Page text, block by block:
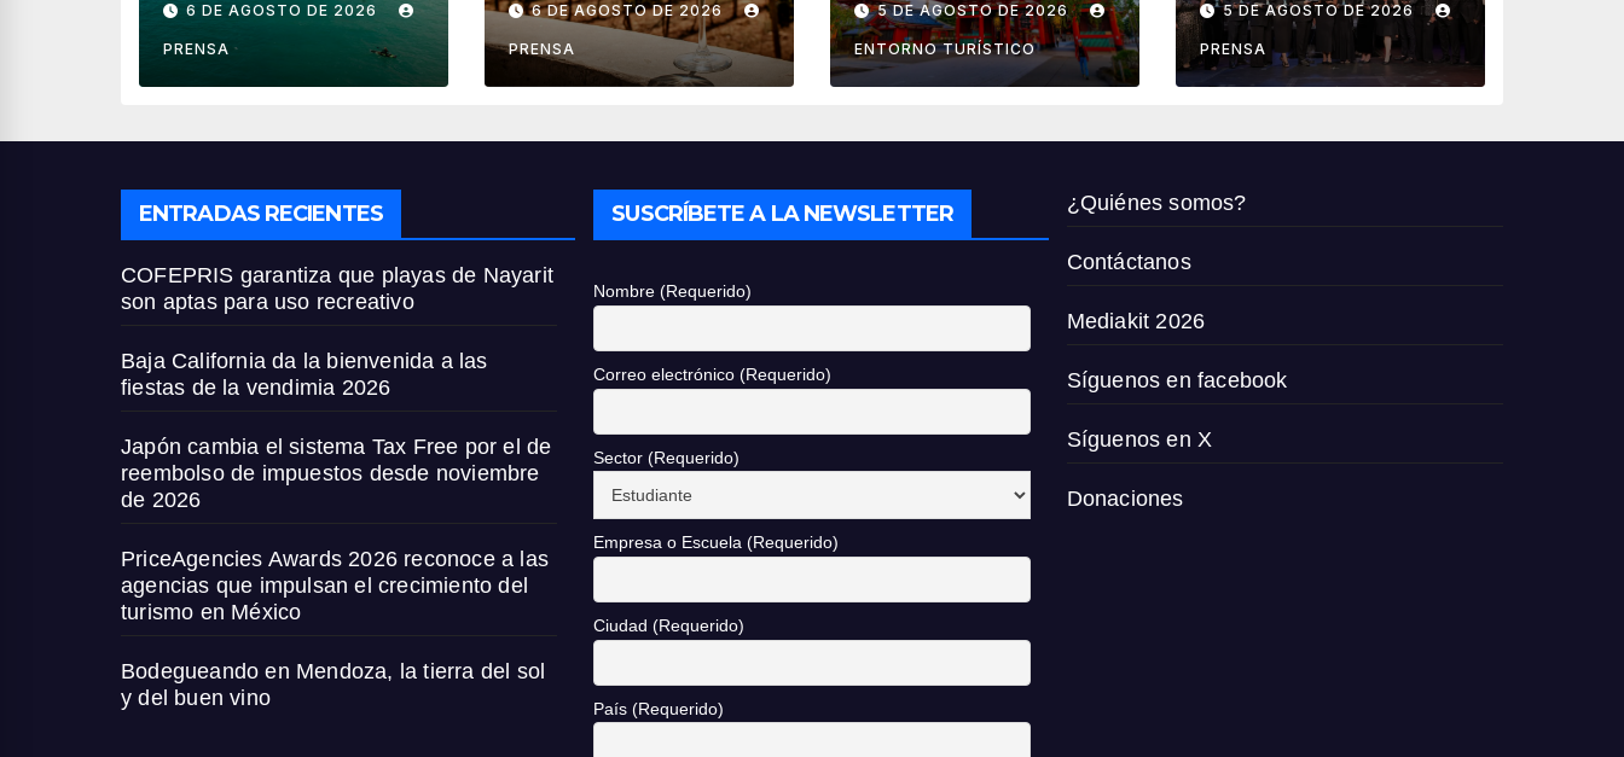
son aptas para
uso recreativo
6 DE AGOSTO DE 2026
PRENSA
vendimia 2026
6 DE AGOSTO DE 2026
PRENSA
reembolso de
impuestos desde
noviembre de
5 DE AGOSTO DE 2026
ENTORNO TURÍSTICO
agencias que
impulsan el
crecimiento del
México
5 DE AGOSTO DE 2026
PRENSA
ENTRADAS RECIENTES
COFEPRIS garantiza que playas de Nayarit
son aptas para uso recreativo
Baja California da la bienvenida a las
fiestas de la vendimia 2026
Japón cambia el sistema Tax Free por el de
reembolso de impuestos desde noviembre
de 2026
PriceAgencies Awards 2026 reconoce a las
agencias que impulsan el crecimiento del
turismo en México
Bodegueando en Mendoza, la tierra del sol
y del buen vino
SUSCRÍBETE A LA NEWSLETTER
Nombre (Requerido)
Correo electrónico (Requerido)
Sector (Requerido)
Empresa o Escuela (Requerido)
Ciudad (Requerido)
País (Requerido)
¿Quiénes somos?
Contáctanos
Mediakit 2026
Síguenos en facebook
Síguenos en X
Donaciones